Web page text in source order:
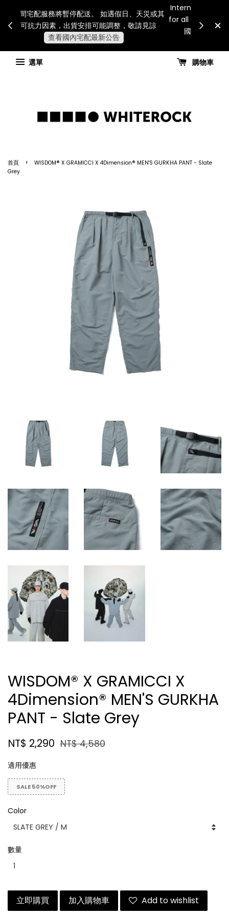
連假期間宅配服務將暫停配送。 如遇假日、天災或其
他不可抗力因素，出貨安排可能調整，敬請見諒
查看國內宅配最新公告
for all
國
選單
購物車
首頁 ›
WISDOM® X GRAMICCI X 4Dimension® MEN'S GURKHA PANT - Slate
Grey
WISDOM® X GRAMICCI X
4Dimension® MEN'S GURKHA
PANT - Slate Grey
NT$ 2,290 NT$ 4,580
適用優惠
SALE 50%OFF
Color
數量
立即購買 加入購物車 Add to wishlist